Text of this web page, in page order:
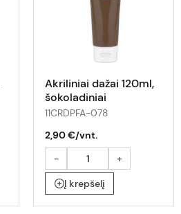
Akriliniai dažai 120ml,
šokoladiniai
11CRDPFA-078
2,90 €/vnt.
-
+
Į krepšelį